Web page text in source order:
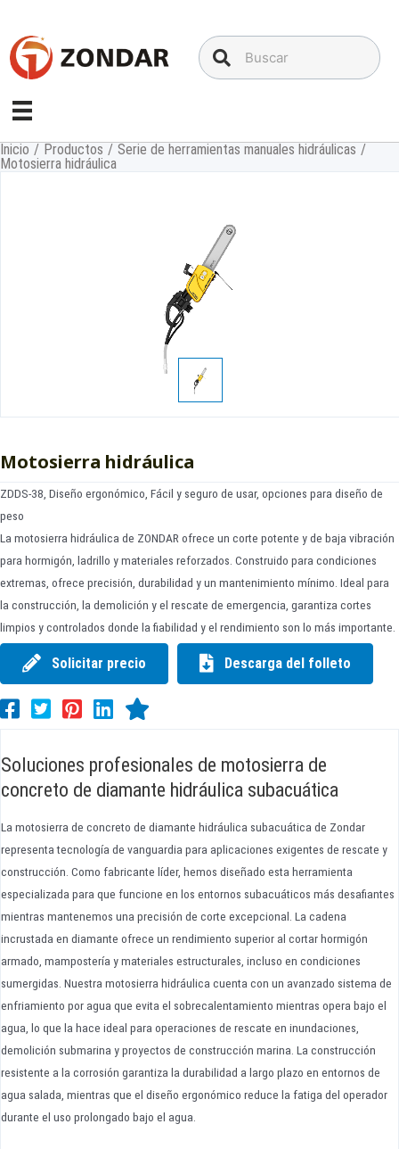
contenido
Inicio / Productos / Serie de herramientas manuales hidráulicas /
Motosierra hidráulica
Motosierra hidráulica
ZDDS-38, Diseño ergonómico, Fácil y seguro de usar, opciones para diseño de
peso
La motosierra hidráulica de ZONDAR ofrece un corte potente y de baja vibración
para hormigón, ladrillo y materiales reforzados. Construido para condiciones
extremas, ofrece precisión, durabilidad y un mantenimiento mínimo. Ideal para
la construcción, la demolición y el rescate de emergencia, garantiza cortes
limpios y controlados donde la fiabilidad y el rendimiento son lo más importante.
Solicitar precio Descarga del folleto
Soluciones profesionales de motosierra de
concreto de diamante hidráulica subacuática
La motosierra de concreto de diamante hidráulica subacuática de Zondar
representa tecnología de vanguardia para aplicaciones exigentes de rescate y
construcción. Como fabricante líder, hemos diseñado esta herramienta
especializada para que funcione en los entornos subacuáticos más desafiantes
mientras mantenemos una precisión de corte excepcional. La cadena
incrustada en diamante ofrece un rendimiento superior al cortar hormigón
armado, mampostería y materiales estructurales, incluso en condiciones
sumergidas. Nuestra motosierra hidráulica cuenta con un avanzado sistema de
enfriamiento por agua que evita el sobrecalentamiento mientras opera bajo el
agua, lo que la hace ideal para operaciones de rescate en inundaciones,
demolición submarina y proyectos de construcción marina. La construcción
resistente a la corrosión garantiza la durabilidad a largo plazo en entornos de
agua salada, mientras que el diseño ergonómico reduce la fatiga del operador
durante el uso prolongado bajo el agua.